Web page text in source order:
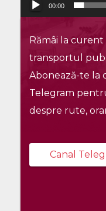
00:00
Rămâi la
transportul
Abonează-te la
Telegram
despre rute,
Canal